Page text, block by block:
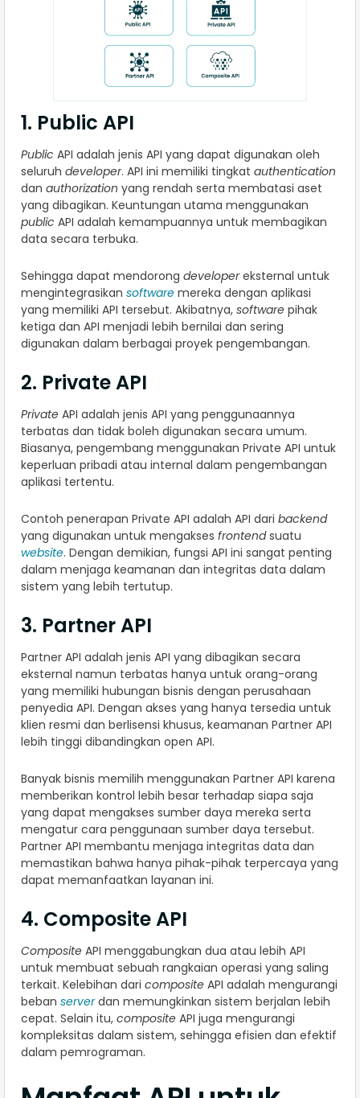
1. Public API
Public API adalah jenis API yang dapat digunakan oleh
seluruh developer. API ini memiliki tingkat authentication
dan authorization yang rendah serta membatasi aset
yang dibagikan. Keuntungan utama menggunakan
public API adalah kemampuannya untuk membagikan
data secara terbuka.
Sehingga dapat mendorong developereksternal untuk
mengintegrasikan software mereka dengan aplikasi
yang memiliki API tersebut. Akibatnya, software pihak
ketiga dan API menjadi lebih bernilai dan sering
digunakan dalam berbagai proyek pengembangan.
2. Private API
Private API adalah jenis API yang penggunaannya
terbatas dan tidak boleh digunakan secara umum.
Biasanya, pengembang menggunakan Private API untuk
keperluan pribadi atau internal dalam pengembangan
aplikasi tertentu.
Contoh penerapan Private API adalah API dari backend
yang digunakan untuk mengakses frontendsuatu
website. Dengan demikian, fungsi API ini sangat penting
dalam menjaga keamanan dan integritas data dalam
sistem yang lebih tertutup.
3. Partner API
Partner API adalah jenis API yang dibagikan secara
eksternal namun terbatas hanya untuk orang-orang
yang memiliki hubungan bisnis dengan perusahaan
penyedia API. Dengan akses yang hanya tersedia untuk
klien resmi dan berlisensi khusus, keamanan Partner API
lebih tinggi dibandingkan open API.
Banyak bisnis memilih menggunakan Partner API karena
memberikan kontrol lebih besar terhadap siapa saja
yang dapat mengakses sumber daya mereka serta
mengatur cara penggunaan sumber daya tersebut.
Partner API membantu menjaga integritas data dan
memastikan bahwa hanya pihak-pihak terpercaya yang
dapat memanfaatkan layanan ini.
4. Composite API
Composite API menggabungkan dua atau lebih API
untuk membuat sebuah rangkaian operasi yang saling
terkait. Kelebihan dari composite API adalah mengurangi
beban serverdan memungkinkan sistem berjalan lebih
cepat. Selain itu, composite API juga mengurangi
kompleksitas dalam sistem, sehingga efisien dan efektif
dalam pemrograman.